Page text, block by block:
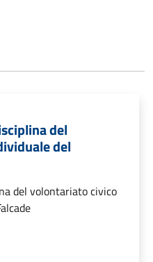
del
del
del volontariato civico